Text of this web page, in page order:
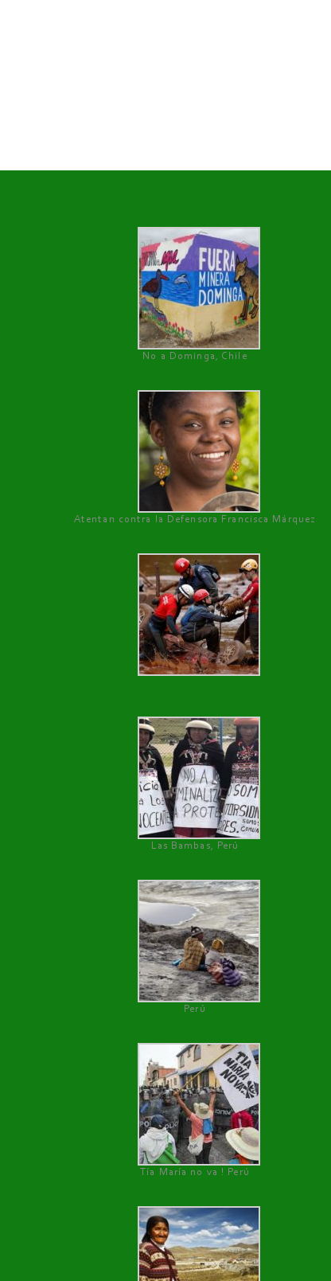
No a Dominga, Chile
Atentan contra la Defensora Francisca Márquez
Las Bambas, Perú
Perú
Tía María no va ! Perú